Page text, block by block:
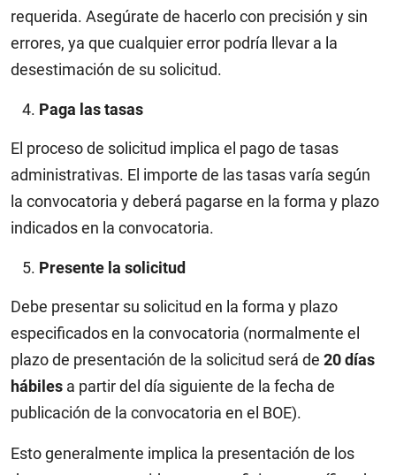
requerida. Asegúrate de hacerlo con precisión y sin
errores, ya que cualquier error podría llevar a la
desestimación de su solicitud.
Paga las tasas
El proceso de solicitud implica el pago de tasas
administrativas. El importe de las tasas varía según
la convocatoria y deberá pagarse en la forma y plazo
indicados en la convocatoria.
Presente la solicitud
Debe presentar su solicitud en la forma y plazo
especificados en la convocatoria (normalmente el
plazo de presentación de la solicitud será de 20 días
hábiles a partir del día siguiente de la fecha de
publicación de la convocatoria en el BOE).
Esto generalmente implica la presentación de los